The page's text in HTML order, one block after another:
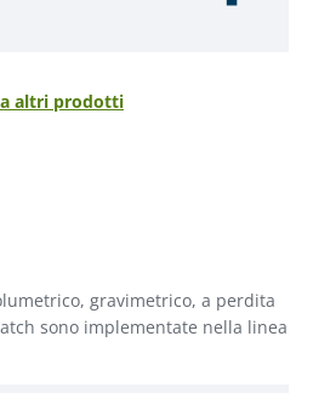
altri prodotti
gravimetrico, a perdita
sono implementate nella linea